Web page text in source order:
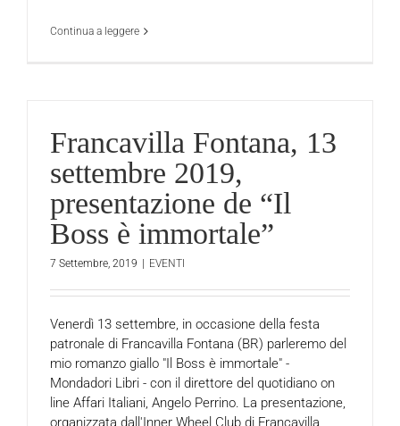
Continua a leggere
Francavilla Fontana, 13
settembre 2019,
presentazione de “Il
Boss è immortale”
7 Settembre, 2019 | EVENTI
Venerdì 13 settembre, in occasione della festa
patronale di Francavilla Fontana (BR) parleremo del
mio romanzo giallo "Il Boss è immortale" -
Mondadori Libri - con il direttore del quotidiano on
line Affari Italiani, Angelo Perrino. La presentazione,
organizzata dall'Inner Wheel Club di Francavilla